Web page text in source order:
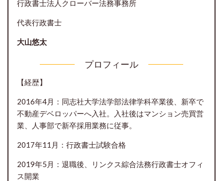
行政書士法人クローバー法務事務所
代表行政書士
大山悠太
プロフィール
【経歴】
2016年4月：同志社大学法学部法律学科卒業後、新卒で
不動産デベロッパーへ入社。入社後はマンション売買営
業、人事部で新卒採用業務に従事。
2017年11月：行政書士試験合格
2019年5月：退職後、リンクス綜合法務行政書士オフィ
ス開業